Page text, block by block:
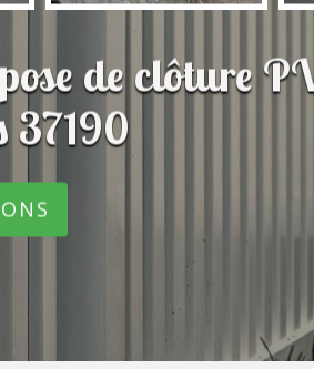
de clôture
37190